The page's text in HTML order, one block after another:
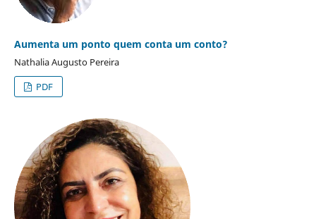
Aumenta um ponto quem conta um conto?
Nathalia Augusto Pereira
PDF